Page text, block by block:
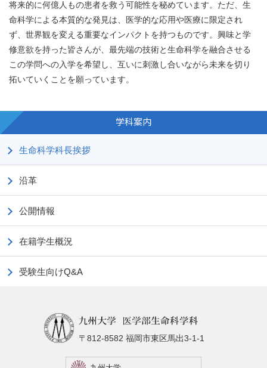
将来的に何億人もの患者を救う可能性を秘めています。ただ、生
命科学による本質的な発見は、医学的な応用や医療に限定され
ず、世界観を変える重要なインパクトを持つものです。興味と学
修意欲を持った皆さんが、最先端の技術と生命科学を融合させる
この学問への入学を希望し、互いに刺激し合いながら未来を切り
拓いていくことを願っています。
学科案内
生命科学科長挨拶
沿革
公開情報
在籍学生概況
受験生向けQ&A
〒812-8582 福岡市東区馬出3-1-1